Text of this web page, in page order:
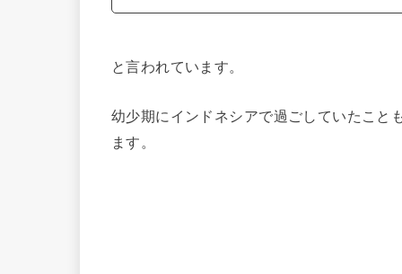
と言われています。
幼少期にインドネシアで過ごしていたこと
ます。